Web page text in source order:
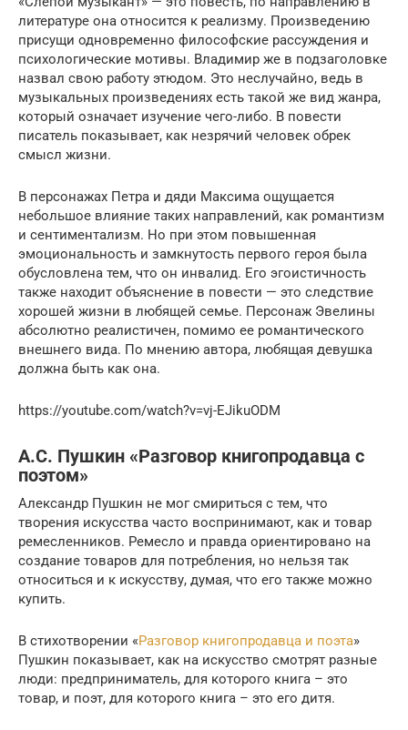
литературе она относится к реализму. Произведению
присущи одновременно философские рассуждения и
психологические мотивы. Владимир же в подзаголовке
назвал свою работу этюдом. Это неслучайно, ведь в
музыкальных произведениях есть такой же вид жанра,
который означает изучение чего-либо. В повести
писатель показывает, как незрячий человек обрек
смысл жизни.
В персонажах Петра и дяди Максима ощущается
небольшое влияние таких направлений, как романтизм
и сентиментализм. Но при этом повышенная
эмоциональность и замкнутость первого героя была
обусловлена тем, что он инвалид. Его эгоистичность
также находит объяснение в повести — это следствие
хорошей жизни в любящей семье. Персонаж Эвелины
абсолютно реалистичен, помимо ее романтического
внешнего вида. По мнению автора, любящая девушка
должна быть как она.
https://youtube.com/watch?v=vj-EJikuODM
А.С. Пушкин «Разговор книгопродавца с
поэтом»
Александр Пушкин не мог смириться с тем, что
творения искусства часто воспринимают, как и товар
ремесленников. Ремесло и правда ориентировано на
создание товаров для потребления, но нельзя так
относиться и к искусству, думая, что его также можно
купить.
В стихотворении «Разговор книгопродавца и поэта»
Пушкин показывает, как на искусство смотрят разные
люди: предприниматель, для которого книга – это
товар, и поэт, для которого книга – это его дитя.